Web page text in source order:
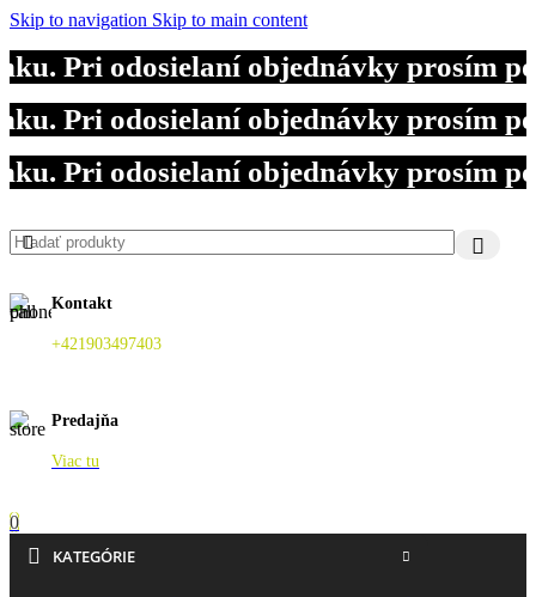
Skip to navigation Skip to main content
Pri odosielaní objednávky prosím
Pri odosielaní objednávky prosím
Pri odosielaní objednávky prosím
Kontakt
+421903497403
Predajňa
Viac tu
0
KATEGÓRIE